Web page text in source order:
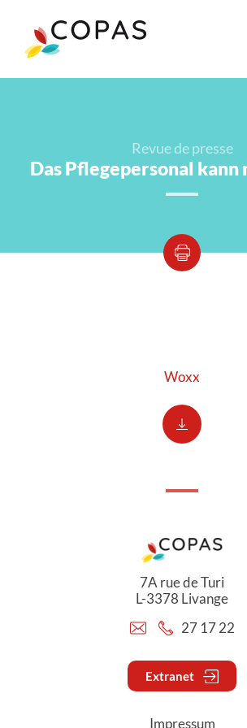
Revue de presse
Das Pflegepersonal kann
Woxx
7A rue de Turi
L-3378 Livange
27 17 22
Extranet
Impressum